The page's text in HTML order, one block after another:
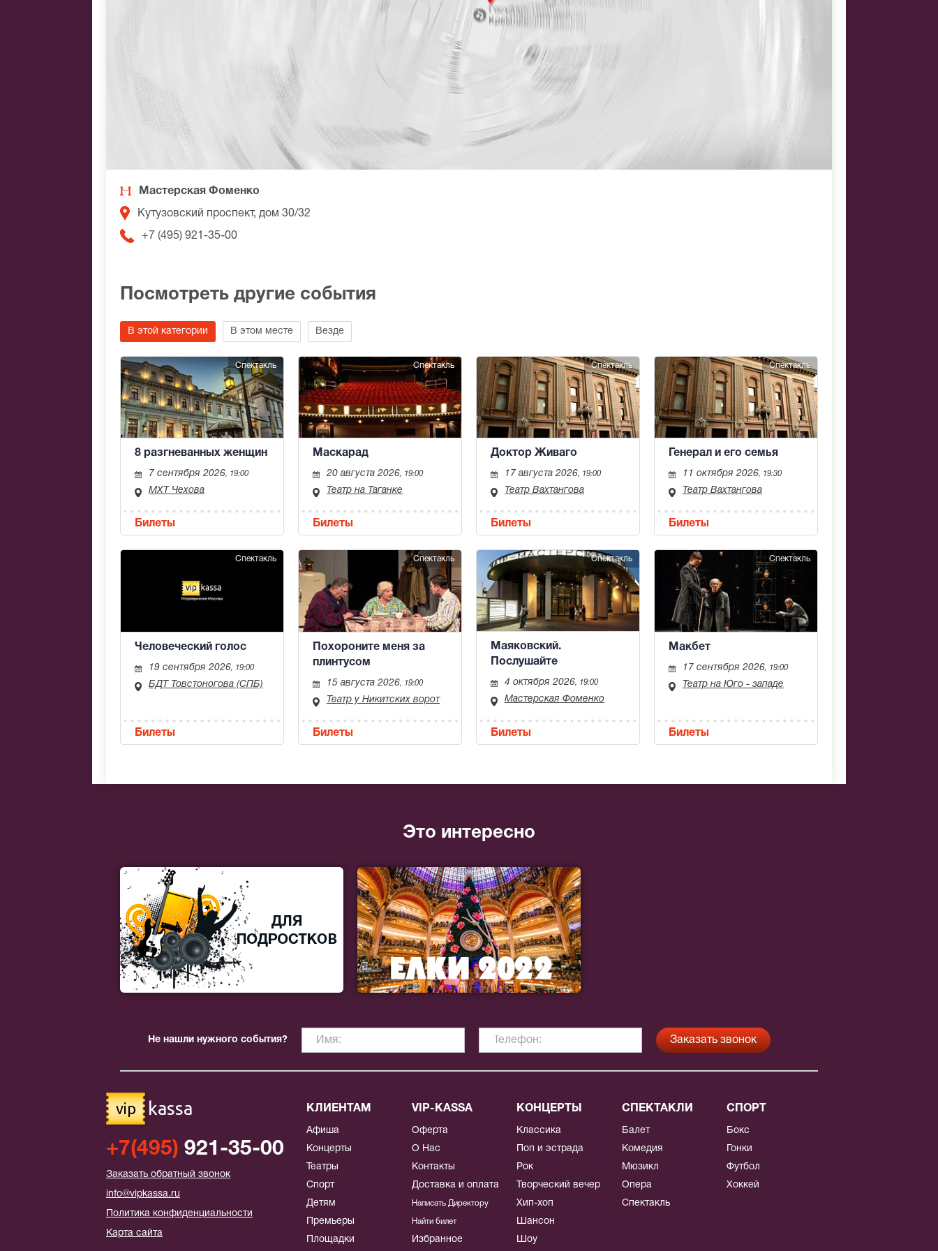
Мастерская Фоменко
Кутузовский проспект, дом 30/32
+7 (495) 921-35-00
Посмотреть другие события
В этой категории В этом месте Везде
Спектакль
8 разгневанных женщин
7 сентября 2026, 19:00
МХТ Чехова
Билеты
Спектакль
Маскарад
20 августа 2026, 19:00
Театр на Таганке
Билеты
Спектакль
Доктор Живаго
17 августа 2026, 19:00
Театр Вахтангова
Билеты
Спектакль
Генерал и его семья
11 октября 2026, 19:30
Театр Вахтангова
Билеты
Спектакль
Человеческий голос
19 сентября 2026, 19:00
БДТ Товстоногова (СПБ)
Билеты
Спектакль
Похороните меня за
плинтусом
15 августа 2026, 19:00
Театр у Никитских ворот
Билеты
Спектакль
Маяковский.
Послушайте
4 октября 2026, 19:00
Мастерская Фоменко
Билеты
Спектакль
Макбет
17 сентября 2026, 19:00
Театр на Юго - западе
Билеты
Это интересно
Не нашли нужного события?
vip kassa
+7(495) 921-35-00
Заказать обратный звонок
info@vipkassa.ru
Политика конфиденциальности
Карта сайта
КЛИЕНТАМ
Афиша
Концерты
Театры
Спорт
Детям
Премьеры
Площадки
VIP-KASSA
Оферта
О Нас
Контакты
Доставка и оплата
Написать Директору
Найти билет
Избранное
КОНЦЕРТЫ
Классика
Поп и эстрада
Рок
Творческий вечер
Хип-хоп
Шансон
Шоу
СПЕКТАКЛИ
Балет
Комедия
Мюзикл
Опера
Спектакль
СПОРТ
Бокс
Гонки
Футбол
Хоккей